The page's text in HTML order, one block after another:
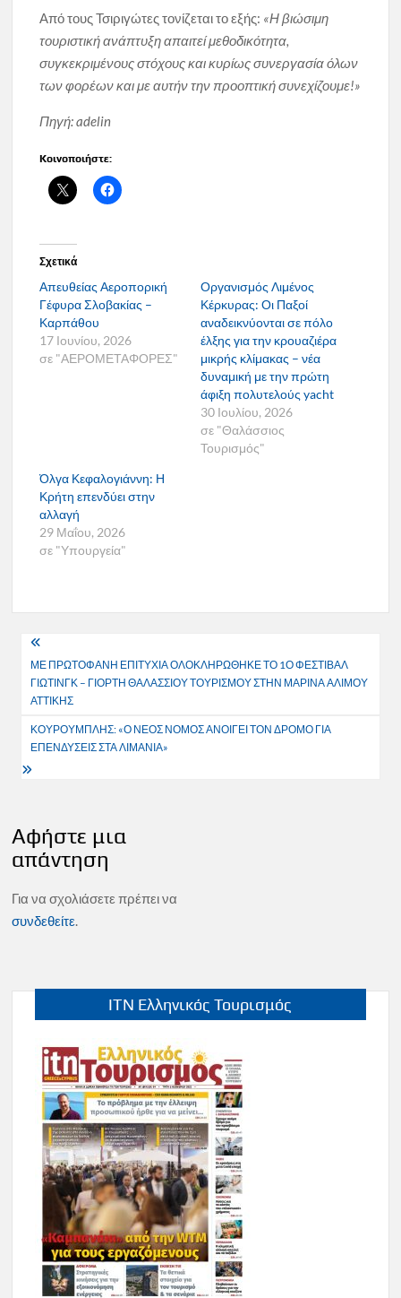
Από τους Τσιριγώτες τονίζεται το εξής: «Η βιώσιμη
τουριστική ανάπτυξη απαιτεί μεθοδικότητα,
συγκεκριμένους στόχους και κυρίως συνεργασία όλων
των φορέων και με αυτήν την προοπτική συνεχίζουμε!»
Πηγή: adelin
Κοινοποιήστε:
Σχετικά
Απευθείας Αεροπορική
Γέφυρα Σλοβακίας –
Καρπάθου
17 Ιουνίου, 2026
σε "ΑΕΡΟΜΕΤΑΦΟΡΕΣ"
Οργανισμός Λιμένος
Κέρκυρας: Οι Παξοί
αναδεικνύονται σε πόλο
έλξης για την κρουαζιέρα
μικρής κλίμακας – νέα
δυναμική με την πρώτη
άφιξη πολυτελούς yacht
30 Ιουλίου, 2026
σε "Θαλάσσιος
Τουρισμός"
Όλγα Κεφαλογιάννη: Η
Κρήτη επενδύει στην
αλλαγή
29 Μαΐου, 2026
σε "Υπουργεία"
Πλοήγηση
άρθρων
ΜΕ ΠΡΩΤΟΦΑΝΗ ΕΠΙΤΥΧΙΑ ΟΛΟΚΛΗΡΩΘΗΚΕ ΤΟ 1Ο ΦΕΣΤΙΒΑΛ
ΓΙΩΤΙΝΓΚ – ΓΙΟΡΤΗ ΘΑΛΑΣΣΙΟΥ ΤΟΥΡΙΣΜΟΥ ΣΤΗΝ ΜΑΡΙΝΑ ΑΛΙΜΟΥ
ΑΤΤΙΚΗΣ
ΚΟΥΡΟΥΜΠΛΗΣ: «Ο ΝΕΟΣ ΝΟΜΟΣ ΑΝΟΙΓΕΙ ΤΟΝ ΔΡΟΜΟ ΓΙΑ
ΕΠΕΝΔΥΣΕΙΣ ΣΤΑ ΛΙΜΑΝΙΑ»
Αφήστε μια
απάντηση
Για να σχολιάσετε πρέπει να
συνδεθείτε.
ITN Ελληνικός Τουρισμός